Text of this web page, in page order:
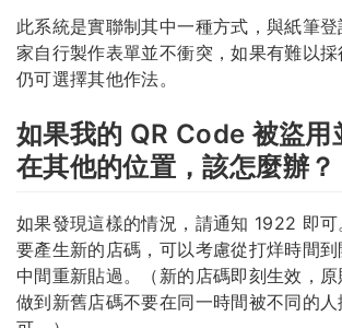
此系統是實聯制其中一種方式，與紙筆
家自行製作表單並不衝突，如果有難以採
仍可選擇其他作法。
如果我的 QR Code 被盜用
在其他的位置，該怎麼辦？
如果發現這樣的情況，請通知 1922 即可
要產生新的店碼，可以考慮從打烊時間到
中間重新貼過。（新的店碼即刻生效，原
做到新舊店碼不要在同一時間被不同的人